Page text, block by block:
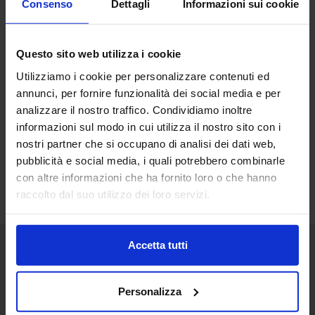
Consenso Dettagli Informazioni sui cookie
Questo sito web utilizza i cookie
Utilizziamo i cookie per personalizzare contenuti ed
annunci, per fornire funzionalità dei social media e per
analizzare il nostro traffico. Condividiamo inoltre
informazioni sul modo in cui utilizza il nostro sito con i
nostri partner che si occupano di analisi dei dati web,
pubblicità e social media, i quali potrebbero combinarle
con altre informazioni che ha fornito loro o che hanno
raccolto dal suo utilizzo dei loro servizi.
Accetta tutti
Personalizza
Senaf srl
+ 39 02.332039460